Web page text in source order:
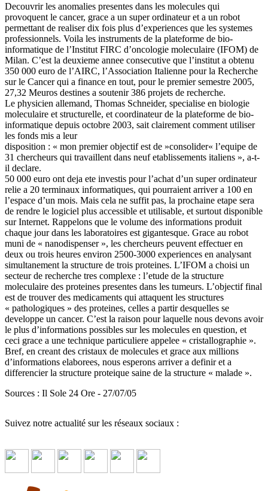
Decouvrir les anomalies presentes dans les molecules qui
provoquent le cancer, grace a un super ordinateur et a un robot
permettant de realiser dix fois plus d’experiences que les systemes
professionnels. Voila les instruments de la plateforme de bio-
informatique de l’Institut FIRC d’oncologie moleculaire (IFOM) de
Milan. C’est la deuxieme annee consecutive que l’institut a obtenu
350 000 euro de l’AIRC, l’Association Italienne pour la Recherche
sur le Cancer qui a finance en tout, pour le premier semestre 2005,
27,32 Meuros destines a soutenir 386 projets de recherche.
Le physicien allemand, Thomas Schneider, specialise en biologie
moleculaire et structurelle, et coordinateur de la plateforme de bio-
informatique depuis octobre 2003, sait clairement comment utiliser
les fonds mis a leur
disposition : « mon premier objectif est de »consolider« l’equipe de
31 chercheurs qui travaillent dans neuf etablissements italiens », a-t-
il declare.
50 000 euro ont deja ete investis pour l’achat d’un super ordinateur
relie a 20 terminaux informatiques, qui pourraient arriver a 100 en
l’espace d’un mois. Mais cela ne suffit pas, la prochaine etape sera
de rendre le logiciel plus accessible et utilisable, et surtout disponible
sur Internet. Rappelons que le volume des informations produit
chaque jour dans les laboratoires est gigantesque. Grace au robot
muni de « nanodispenser », les chercheurs peuvent effectuer en
deux ou trois heures environ 2500-3000 experiences en analysant
simultanement la structure de trois proteines. L’IFOM a choisi un
secteur de recherche tres complexe : l’etude de la structure
moleculaire des proteines presentes dans les tumeurs. L’objectif final
est de trouver des medicaments qui attaquent les structures
« pathologiques » des proteines, celles a partir desquelles se
developpe un cancer. C’est la raison pour laquelle nous devons avoir
le plus d’informations possibles sur les molecules en question, et
ceci grace a une technique particuliere appelee « cristallographie ».
Bref, en creant des cristaux de molecules et grace aux millions
d’informations elaborees, nous esperons arriver a definir et a
differencier la structure proteique saine de la structure « malade ».
Sources : Il Sole 24 Ore - 27/07/05
Suivez notre actualité sur les réseaux sociaux :